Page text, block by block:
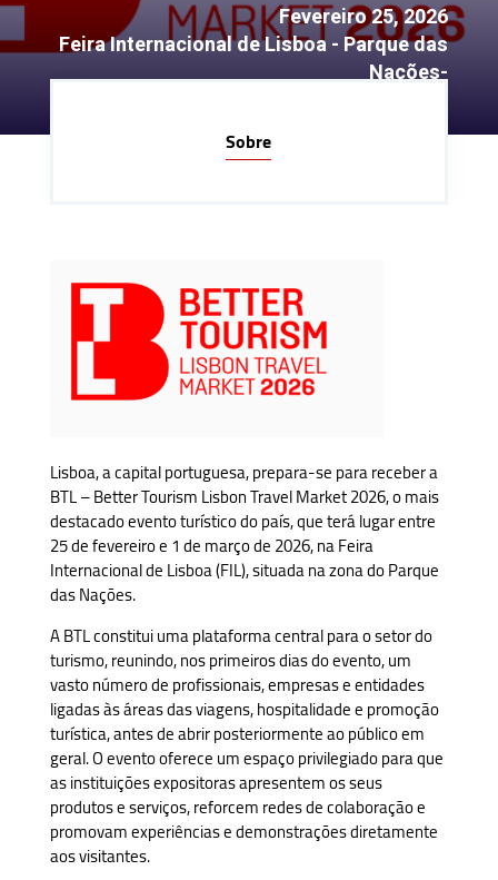
Fevereiro 25, 2026
Feira Internacional de Lisboa - Parque das
Nações-
Sobre
Lisboa, a capital portuguesa, prepara-se para receber a
BTL – Better Tourism Lisbon Travel Market 2026, o mais
destacado evento turístico do país, que terá lugar entre
25 de fevereiro e 1 de março de 2026, na Feira
Internacional de Lisboa (FIL), situada na zona do Parque
das Nações.
A BTL constitui uma plataforma central para o setor do
turismo, reunindo, nos primeiros dias do evento, um
vasto número de profissionais, empresas e entidades
ligadas às áreas das viagens, hospitalidade e promoção
turística, antes de abrir posteriormente ao público em
geral. O evento oferece um espaço privilegiado para que
as instituições expositoras apresentem os seus
produtos e serviços, reforcem redes de colaboração e
promovam experiências e demonstrações diretamente
aos visitantes.